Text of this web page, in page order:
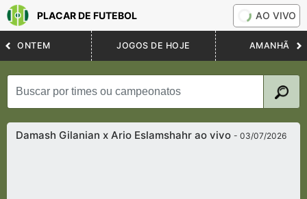
PLACAR DE FUTEBOL AO VIVO
ONTEM JOGOS DE HOJE AMANHÃ
Damash Gilanian x Ario Eslamshahr ao vivo- 03/07/2026